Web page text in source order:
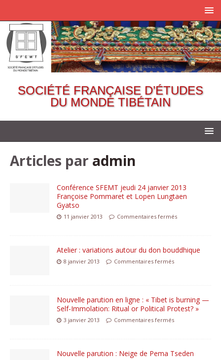
SOCIÉTÉ FRANÇAISE D’ÉTUDES
DU MONDE TIBÉTAIN
Articles par admin
Conférence SFEMT jeudi 24 janvier 2013
Françoise Pommaret et Lopen Lungtaen
Gyatso
11 janvier 2013 Commentaires fermés
Atelier : variations autour du don bouddhique
8 janvier 2013 Commentaires fermés
Nouvelle parution en ligne : « Tibet is burning —
Self-Immolation: Ritual or Political Protest? »
3 janvier 2013 Commentaires fermés
Nouvelle parution : Neige de Pema Tseden